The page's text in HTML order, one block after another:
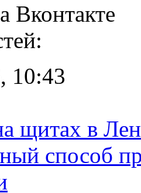
Вконтакте
10:43
щитах в
способ